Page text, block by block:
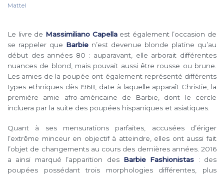
Mattel
Le livre de Massimiliano Capellaest également l’occasion de
se rappeler que Barbie n’est devenue blonde platine qu’au
début des années 80 : auparavant, elle arborait différentes
nuances de blond, mais pouvait aussi être rousse ou brune.
Les amies de la poupée ont également représenté différents
types ethniques dès 1968, date à laquelle apparaît Christie, la
première amie afro-américaine de Barbie, dont le cercle
incluera par la suite des poupées hispaniques et asiatiques.
Quant à ses mensurations parfaites, accusées d’ériger
l’extrême minceur en objectif à atteindre, elles ont aussi fait
l’objet de changements au cours des dernières années. 2016
a ainsi marqué l’apparition des Barbie Fashionistas : des
poupées possédant trois morphologies différentes, plus